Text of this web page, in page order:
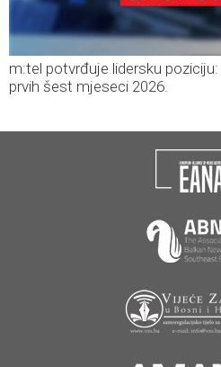
m:tel potvrđuje lidersku
prvih šest mjeseci 2026.